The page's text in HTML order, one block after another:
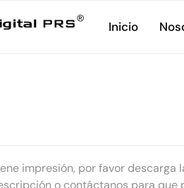
Inicio
impresión, por favor descarga
o contáctanos para que